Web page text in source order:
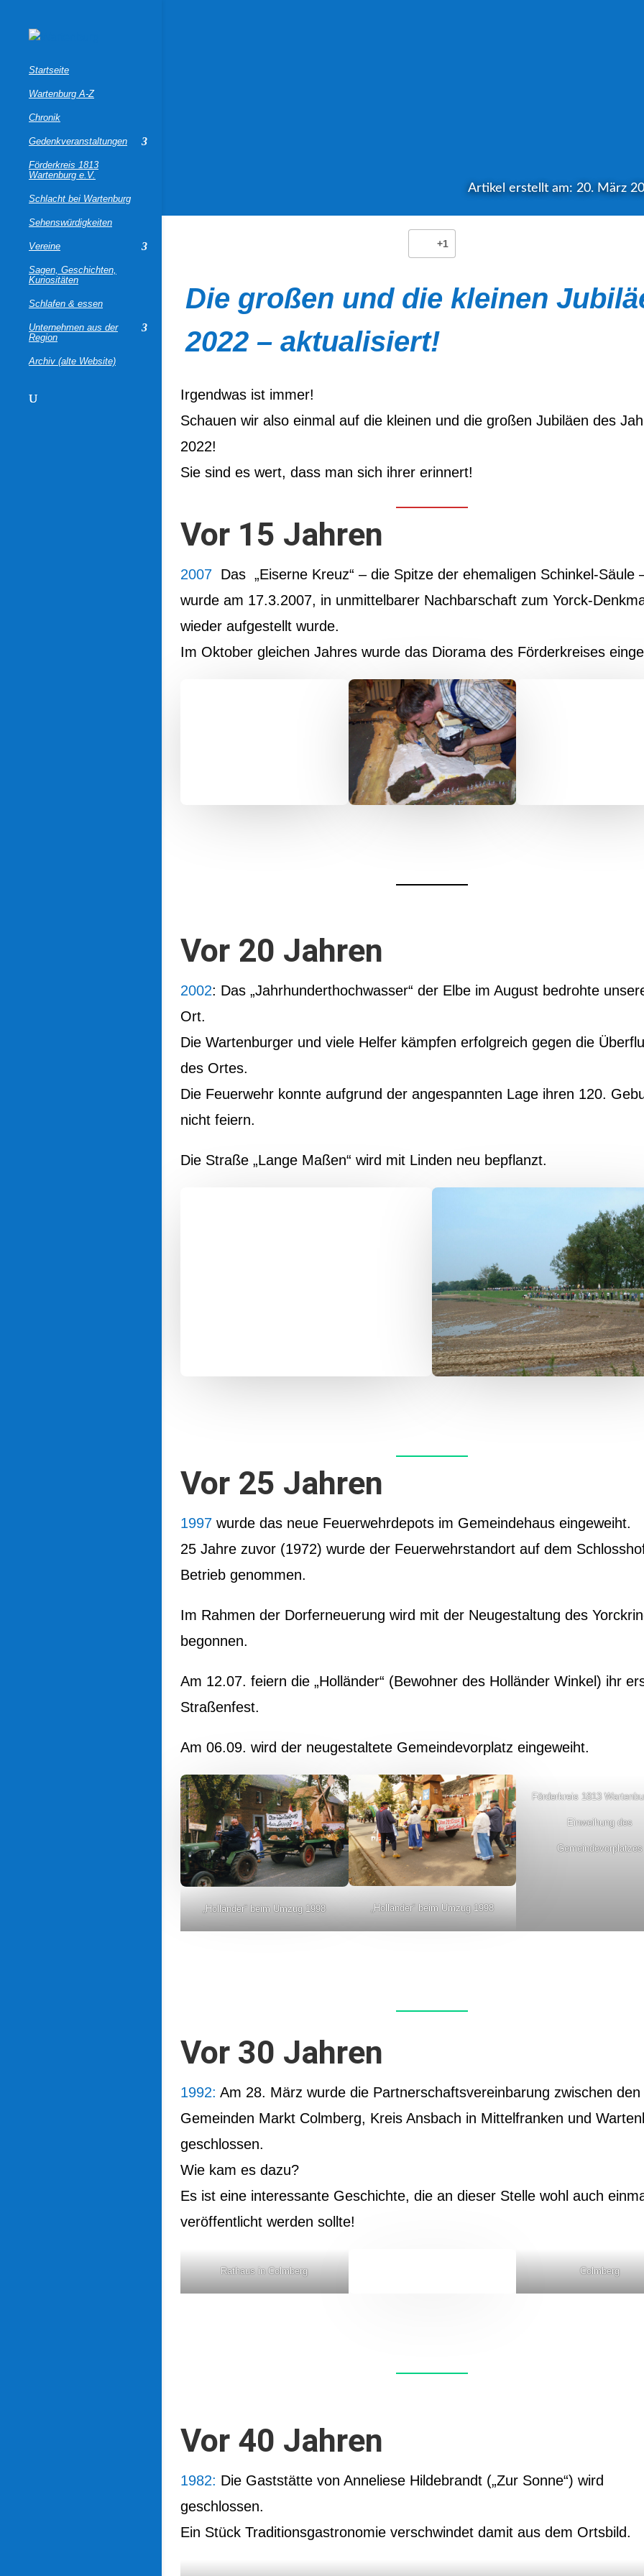
Startseite
Wartenburg A-Z
Chronik
Gedenkveranstaltungen
Förderkreis 1813
Wartenburg e.V.
Schlacht bei Wartenburg
Sehenswürdigkeiten
Vereine
Sagen, Geschichten,
Kuriositäten
Schlafen & essen
Unternehmen aus der
Region
Archiv (alte Website)
Artikel erstellt am: 20. März
+1
Die großen und die kleinen
2022 – aktualisiert!
Irgendwas ist immer!
Schauen wir also einmal auf die kleinen und die großen Jubiläen des
2022!
Sie sind es wert, dass man sich ihrer erinnert!
Vor 15 Jahren
2007 Das „Eiserne Kreuz“ – die Spitze der ehemaligen Schinkel-Säule
wurde am 17.3.2007, in unmittelbarer Nachbarschaft zum Yorck-
wieder aufgestellt wurde.
Im Oktober gleichen Jahres wurde das Diorama des Förderkreises
Vor 20 Jahren
2002: Das „Jahrhunderthochwasser“ der Elbe im August bedrohte
Ort.
Die Wartenburger und viele Helfer kämpfen erfolgreich gegen die
des Ortes.
Die Feuerwehr konnte aufgrund der angespannten Lage ihren 120.
nicht feiern.
Die Straße „Lange Maßen“ wird mit Linden neu bepflanzt.
Vor 25 Jahren
1997 wurde das neue Feuerwehrdepots im Gemeindehaus eingeweiht.
25 Jahre zuvor (1972) wurde der Feuerwehrstandort auf dem
Betrieb genommen.
Im Rahmen der Dorferneuerung wird mit der Neugestaltung des
begonnen.
Am 12.07. feiern die „Holländer“ (Bewohner des Holländer Winkel) ihr
Straßenfest.
Am 06.09. wird der neugestaltete Gemeindevorplatz eingeweiht.
„Holländer“ beim Umzug 1998 „Holländer“ beim Umzug 1998
Förderkreis 1813
Einweihung des
Gemeindevorplatzes
Vor 30 Jahren
1992: Am 28. März wurde die Partnerschaftsvereinbarung zwischen den
Gemeinden Markt Colmberg, Kreis Ansbach in Mittelfranken und
geschlossen.
Wie kam es dazu?
Es ist eine interessante Geschichte, die an dieser Stelle wohl auch
veröffentlicht werden sollte!
Rathaus in Colmberg Colmberg
Vor 40 Jahren
1982: Die Gaststätte von Anneliese Hildebrandt („Zur Sonne“) wird
geschlossen.
Ein Stück Traditionsgastronomie verschwindet damit aus dem Ortsbild.